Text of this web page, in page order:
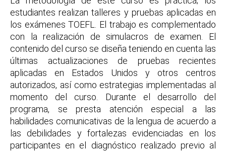
estudiantes realizan talleres y pruebas aplicadas en
los exámenes TOEFL. El trabajo es complementado
con la realización de simulacros de examen. El
contenido del curso se diseña teniendo en cuenta las
últimas actualizaciones de pruebas recientes
aplicadas en Estados Unidos y otros centros
autorizados, así como estrategias implementadas al
momento del curso. Durante el desarrollo del
programa, se presta atención especial a las
habilidades comunicativas de la lengua de acuerdo a
las debilidades y fortalezas evidenciadas en los
participantes en el diagnóstico realizado previo al